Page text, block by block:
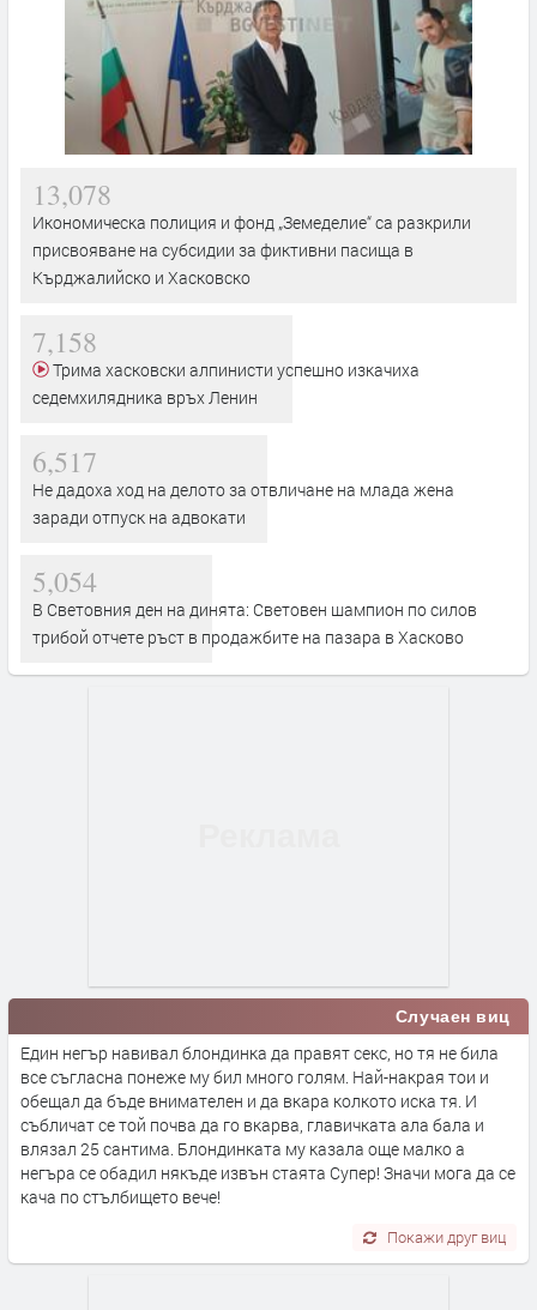
13,078
Икономическа полиция и фонд „Земеделие“ са разкрили
присвояване на субсидии за фиктивни пасища в
Кърджалийско и Хасковско
7,158
седемхилядника връх Ленин
6,517
Не дадоха ход на делото за отвличане на млада жена
заради отпуск на адвокати
5,054
В Световния ден на динята: Световен шампион по силов
трибой отчете ръст в продажбите на пазара в Хасково
Случаен виц
Един негър навивал блондинка да правят секс, но тя не била
все съгласна понеже му бил много голям. Най-накрая тои и
обещал да бъде внимателен и да вкара колкото иска тя. И
събличат се той почва да го вкарва, главичката ала бала и
влязал 25 сантима. Блондинката му казала още малко а
негъра се обадил някъде извън стаята Супер! Значи мога да се
кача по стълбището вече!
Покажи друг виц